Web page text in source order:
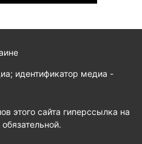
идентификатор медиа -
этого сайта гиперссылка на